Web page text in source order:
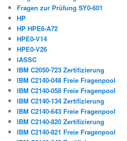
Fragen zur Prüfung SY0-601
HP
HP HPE6-A72
HPE0-V14
HPE0-V26
IASSC
IBM C2050-723 Zertifizierung
IBM C2140-048 Freie Fragenpool
IBM C2140-058 Freie Fragenpool
IBM C2140-134 Zertifizierung
IBM C2140-643 Freie Fragenpool
IBM C2140-820 Zertifizierung
IBM C2140-821 Freie Fragenpool